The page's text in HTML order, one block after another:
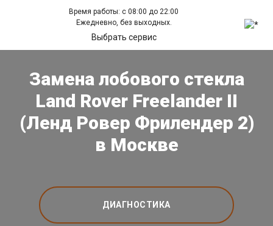
Время работы: с 08:00 до 22:00
Ежедневно, без выходных.
Выбрать сервис
Замена лобового стекла
Land Rover Freelander II
(Ленд Ровер Фрилендер 2)
в Москве
ДИАГНОСТИКА